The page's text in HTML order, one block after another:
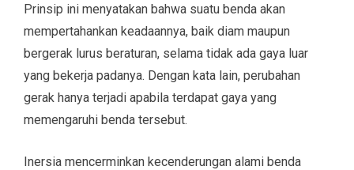
Prinsip ini menyatakan bahwa suatu benda akan
mempertahankan keadaannya, baik diam maupun
bergerak lurus beraturan, selama tidak ada gaya luar
yang bekerja padanya. Dengan kata lain, perubahan
gerak hanya terjadi apabila terdapat gaya yang
memengaruhi benda tersebut.
Inersia mencerminkan kecenderungan alami benda